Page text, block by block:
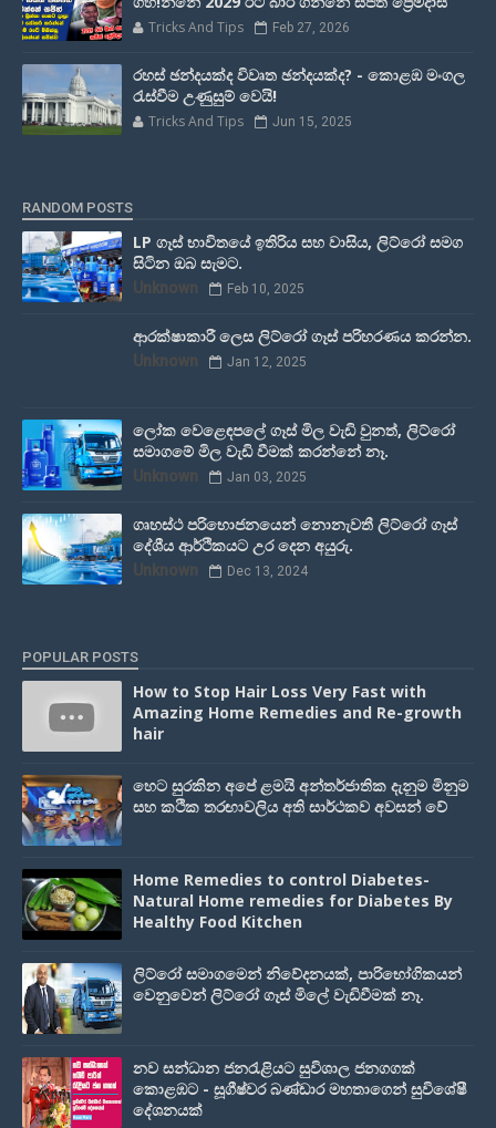
Tricks And Tips Feb 27, 2026
රහස් ඡන්දයක්ද විවෘත ඡන්දයක්ද? - කොළඹ මංගල
රැස්වීම උණුසුම් වෙයි!
Tricks And Tips Jun 15, 2025
RANDOM POSTS
LP ගෑස් භාවිතයේ ඉතිරිය සහ වාසිය, ලිට්රෝ සමග
සිටින ඔබ සැමට.
Unknown Feb 10, 2025
ආරක්ෂාකාරී ලෙස ලිට්රෝ ගෑස් පරිහරණය කරන්න.
Unknown Jan 12, 2025
ලෝක වෙළෙඳපලේ ගෑස් මිල වැඩි වුනත්, ලිට්රෝ
සමාගමේ මිල වැඩි වීමක් කරන්නේ නෑ.
Unknown Jan 03, 2025
ගෘහස්ථ පරිභොජනයෙන් නොනැවතී ලිට්රෝ ගෑස්
දේශීය ආර්ථිකයට උර දෙන අයුරු.
Unknown Dec 13, 2024
POPULAR POSTS
How to Stop Hair Loss Very Fast with
Amazing Home Remedies and Re-growth
hair
හෙට සුරකින අපේ ළමයි අන්තර්ජාතික දැනුම මිනුම
සහ කථික තරඟාවලිය අති සාර්ථකව අවසන් වේ
Home Remedies to control Diabetes-
Natural Home remedies for Diabetes By
Healthy Food Kitchen
ලිට්රෝ සමාගමෙන් නිවේදනයක්, පාරිභෝගිකයන්
වෙනුවෙන් ලිට්රෝ ගෑස් මිලේ වැඩිවීමක් නෑ.
නව සන්ධාන ජනරැළියට සුවිශාල ජනගගක්
කොළඹට - සූගීෂ්වර බණ්ඩාර මහතාගෙන් සුවිශේෂී
දේශනයක්